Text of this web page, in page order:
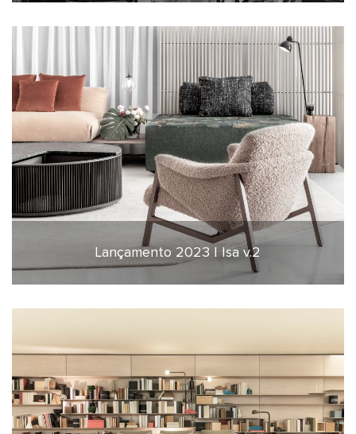
16 de fevereiro de 2023
Lançamento 2023 | Isa v.2